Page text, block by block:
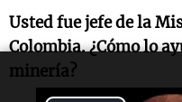
Usted fue jefe de la
Colombia. ¿Cómo lo
minería?